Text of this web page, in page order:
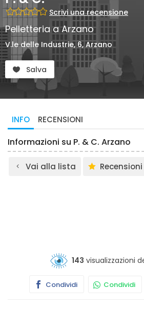
Scrivi una recensione
Pelletteria a Arzano
V.le delle Industrie, 6, Arzano
Salva
INFO RECENSIONI
Informazioni su P. & C. Arzano
Vai alla lista Recensioni
143 visualizzazioni
Condividi Condividi